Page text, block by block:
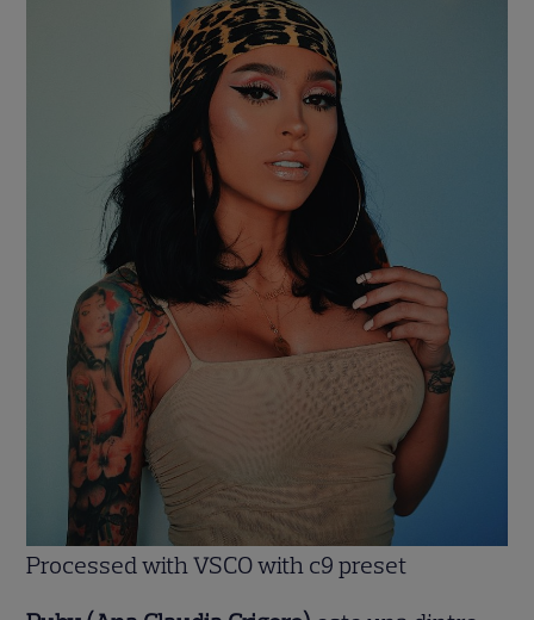
Processed with VSCO with c9 preset